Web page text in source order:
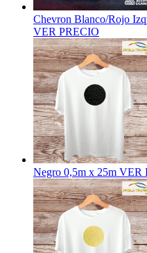
Chevron Blanco/Rojo
VER PRECIO
Negro 0,5m x 25m VER